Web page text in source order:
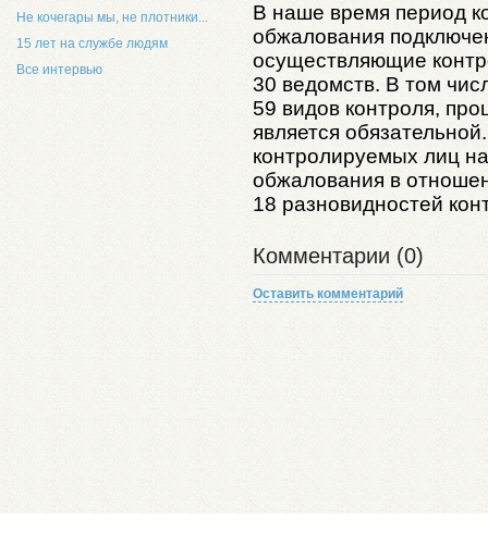
Не кочегары мы, не плотники...
15 лет на службе людям
Все интервью
В наше время период
обжалования
осуществляющие
30 ведомств. В том
59 видов контроля,
является
контролируемых лиц
обжалования в
18 разновидностей
Комментарии (0)
Оставить комментарий